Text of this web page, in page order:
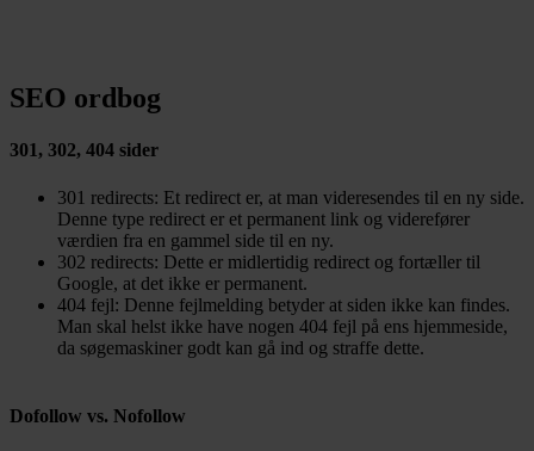
SEO ordbog
301, 302, 404 sider
301 redirects: Et redirect er, at man videresendes til en ny side.
Denne type redirect er et permanent link og viderefører
værdien fra en gammel side til en ny.
302 redirects: Dette er midlertidig redirect og fortæller til
Google, at det ikke er permanent.
404 fejl: Denne fejlmelding betyder at siden ikke kan findes.
Man skal helst ikke have nogen 404 fejl på ens hjemmeside,
da søgemaskiner godt kan gå ind og straffe dette.
Dofollow vs. Nofollow